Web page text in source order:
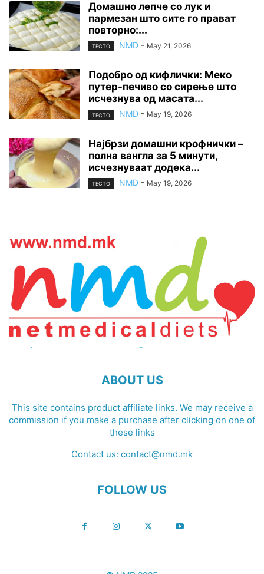
Домашно лепче со лук и
пармезан што сите го прават
повторно:...
ТЕСТО NMD - May 21, 2026
Подобро од кифлички: Меко
путер-печиво со сирење што
исчезнува од масата...
ТЕСТО NMD - May 19, 2026
Најбрзи домашни крофнички –
полна вангла за 5 минути,
исчезнуваат додека...
ТЕСТО NMD - May 19, 2026
ABOUT US
This site contains product affiliate links. We may receive a
commission if you make a purchase after clicking on one of
these links
Contact us: contact@nmd.mk
FOLLOW US